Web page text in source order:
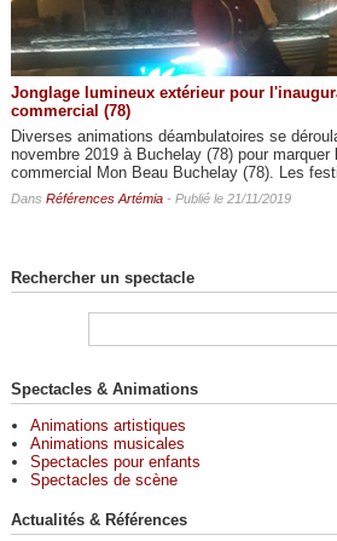
Jonglage lumineux extérieur pour
commercial (78)
Diverses animations déambulatoires se
novembre 2019 à Buchelay (78) pour marquer
commercial Mon Beau Buchelay (78). Les
Dans Références Artémia- Publié le 21/11/2019
Rechercher un spectacle
Spectacles & Animations
Animations artistiques
Animations musicales
Spectacles pour enfants
Spectacles de scène
Actualités & Références